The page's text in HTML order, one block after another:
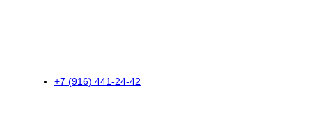
+7 (916) 441-24-42